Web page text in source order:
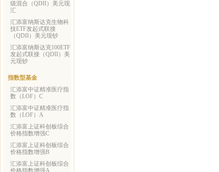
级混合（QDII）美元现
汇
汇添富纳斯达克生物科
技ETF发起式联接
（QDII）美元现钞
汇添富纳斯达克100ETF
发起式联接（QDII）美
元现钞
指数型基金
汇添富中证精准医疗指
数（LOF）C
汇添富中证精准医疗指
数（LOF）A
汇添富上证科创板综合
价格指数增强C
汇添富上证科创板综合
价格指数增强B
汇添富上证科创板综合
价格指数增强A